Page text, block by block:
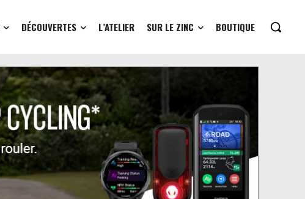
DÉCOUVERTES L’ATELIER SUR LE ZINC BOUTIQUE